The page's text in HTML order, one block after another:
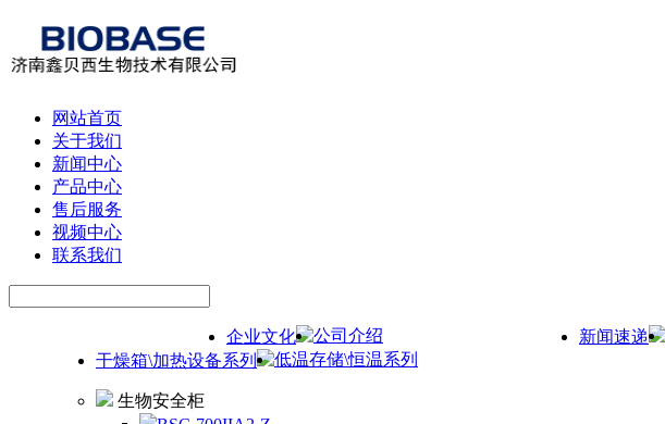
网站首页
关于我们
新闻中心
产品中心
售后服务
视频中心
联系我们
企业文化 公司介绍 新闻速递
干燥箱\加热设备系列
低温存储\恒温系列
生物安全柜